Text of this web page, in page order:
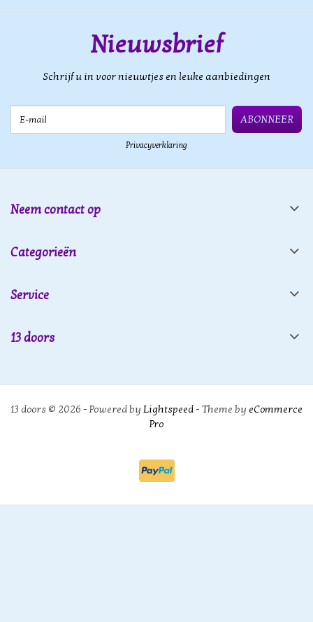
Nieuwsbrief
Schrijf u in voor nieuwtjes en leuke aanbiedingen
ABONNEER
Privacyverklaring
Neem contact op
Categorieën
Service
13 doors
13 doors © 2026 - Powered by Lightspeed- Theme by eCommerce
Pro